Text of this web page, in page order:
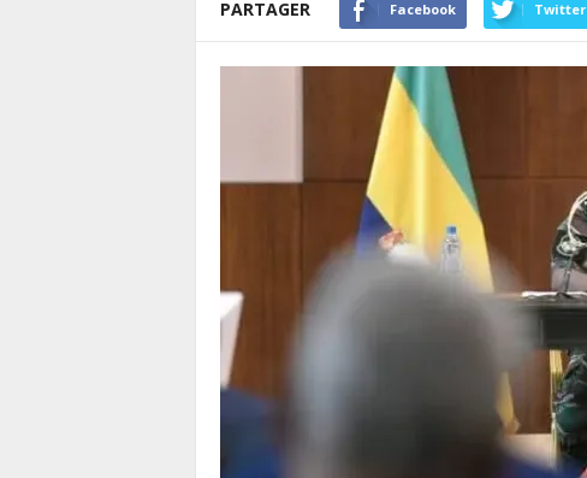
PARTAGER Facebook Twitter